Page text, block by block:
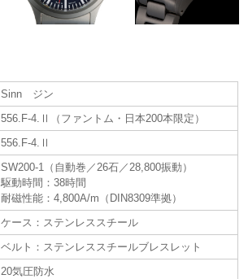
Sinn ジン
556.F-4.Ⅱ（ファントム・日本200本限定）
556.F-4.Ⅱ
SW200-1（自動巻／26石／28,800振動）
駆動時間：38時間
耐磁性能：4,800A/m（DIN8309準拠）
ケース：ステンレススチール
ベルト：ステンレススチールブレスレット
20気圧防水